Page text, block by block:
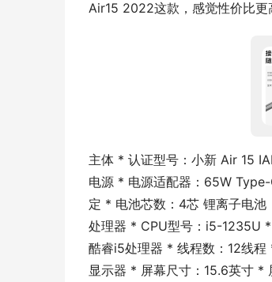
Air15 2022这款，感觉性价比更
主体 * 认证型号：小新 Air 15
电源 * 电源适配器：65W
定 * 电池芯数：4芯 锂离子电池
处理器 * CPU型号：i5-1235U
酷睿i5处理器 * 线程数：12线
显示器 * 屏幕尺寸：15.6英寸 *